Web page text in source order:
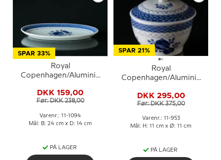
SPAR 33%
Royal
Copenhagen/Aluminia
11/1094, 24cm
DKK 159,00
Før: DKK 238,00
Varenr.: 11-1094
Mål: B: 24 cm x D: 14 cm
PÅ LAGER
SPAR 21%
Royal
Copenhagen/Aluminia
sukkerskål nr. 953
DKK 295,00
Før: DKK 375,00
Varenr.: 11-953
Mål: H: 11 cm x Ø: 11 cm
PÅ LAGER